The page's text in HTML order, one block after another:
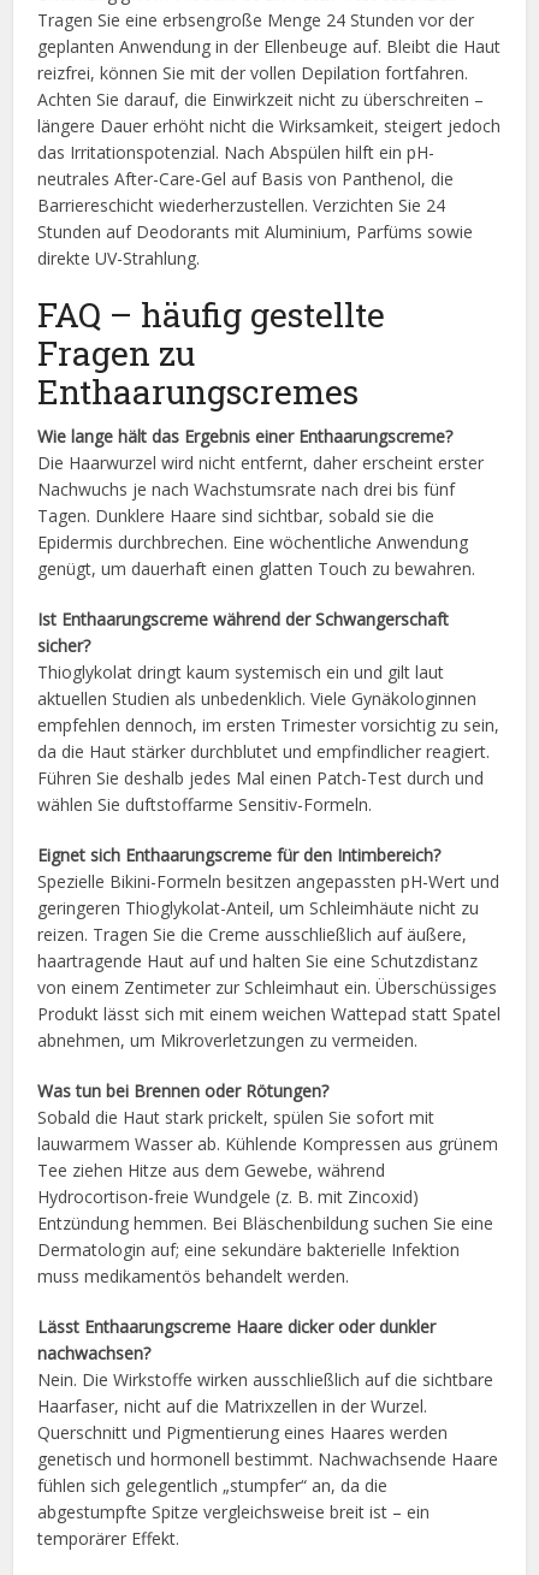
Tragen Sie eine erbsengroße Menge 24 Stunden vor der
geplanten Anwendung in der Ellenbeuge auf. Bleibt die Haut
reizfrei, können Sie mit der vollen Depilation fortfahren.
Achten Sie darauf, die Einwirkzeit nicht zu überschreiten –
längere Dauer erhöht nicht die Wirksamkeit, steigert jedoch
das Irritationspotenzial. Nach Abspülen hilft ein pH-
neutrales After-Care-Gel auf Basis von Panthenol, die
Barriereschicht wiederherzustellen. Verzichten Sie 24
Stunden auf Deodorants mit Aluminium, Parfüms sowie
direkte UV-Strahlung.
FAQ – häufig gestellte
Fragen zu
Enthaarungscremes
Wie lange hält das Ergebnis einer Enthaarungscreme?
Die Haarwurzel wird nicht entfernt, daher erscheint erster
Nachwuchs je nach Wachstumsrate nach drei bis fünf
Tagen. Dunklere Haare sind sichtbar, sobald sie die
Epidermis durchbrechen. Eine wöchentliche Anwendung
genügt, um dauerhaft einen glatten Touch zu bewahren.
Ist Enthaarungscreme während der Schwangerschaft
sicher?
Thioglykolat dringt kaum systemisch ein und gilt laut
aktuellen Studien als unbedenklich. Viele Gynäkologinnen
empfehlen dennoch, im ersten Trimester vorsichtig zu sein,
da die Haut stärker durchblutet und empfindlicher reagiert.
Führen Sie deshalb jedes Mal einen Patch-Test durch und
wählen Sie duftstoffarme Sensitiv-Formeln.
Eignet sich Enthaarungscreme für den Intimbereich?
Spezielle Bikini-Formeln besitzen angepassten pH-Wert und
geringeren Thioglykolat-Anteil, um Schleimhäute nicht zu
reizen. Tragen Sie die Creme ausschließlich auf äußere,
haartragende Haut auf und halten Sie eine Schutzdistanz
von einem Zentimeter zur Schleimhaut ein. Überschüssiges
Produkt lässt sich mit einem weichen Wattepad statt Spatel
abnehmen, um Mikroverletzungen zu vermeiden.
Was tun bei Brennen oder Rötungen?
Sobald die Haut stark prickelt, spülen Sie sofort mit
lauwarmem Wasser ab. Kühlende Kompressen aus grünem
Tee ziehen Hitze aus dem Gewebe, während
Hydrocortison-freie Wundgele (z. B. mit Zincoxid)
Entzündung hemmen. Bei Bläschenbildung suchen Sie eine
Dermatologin auf; eine sekundäre bakterielle Infektion
muss medikamentös behandelt werden.
Lässt Enthaarungscreme Haare dicker oder dunkler
nachwachsen?
Nein. Die Wirkstoffe wirken ausschließlich auf die sichtbare
Haarfaser, nicht auf die Matrixzellen in der Wurzel.
Querschnitt und Pigmentierung eines Haares werden
genetisch und hormonell bestimmt. Nachwachsende Haare
fühlen sich gelegentlich „stumpfer“ an, da die
abgestumpfte Spitze vergleichsweise breit ist – ein
temporärer Effekt.